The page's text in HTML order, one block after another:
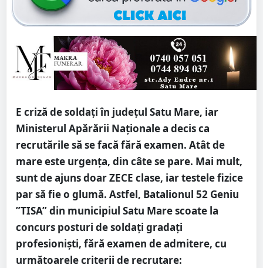
E criză de soldați în județul Satu Mare, iar
Ministerul Apărării Naționale a decis ca
recrutările să se facă fără examen. Atât de
mare este urgența, din câte se pare. Mai mult,
sunt de ajuns doar ZECE clase, iar testele fizice
par să fie o glumă. Astfel, Batalionul 52 Geniu
”TISA” din municipiul Satu Mare scoate la
concurs posturi de soldați gradați
profesioniști, fără examen de admitere, cu
următoarele criterii de recrutare: